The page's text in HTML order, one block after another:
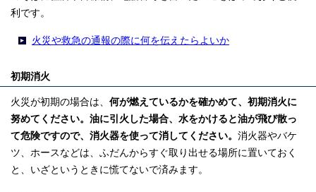
利です。
火災や救急の通報の際に何を伝えたらよいか
初期消火
火災が初期の場合は、 何が燃えているかを確かめて、初期消火に
努めてください。油に引火した場合、水をかけると油が飛び散っ
て危険ですので、消火器を使って消してください。 消火器やバケ
ツ、ホースなどは、ふだんからすぐ取り出せる場所に置いておく
と、いざというときに慌てないで済みます。